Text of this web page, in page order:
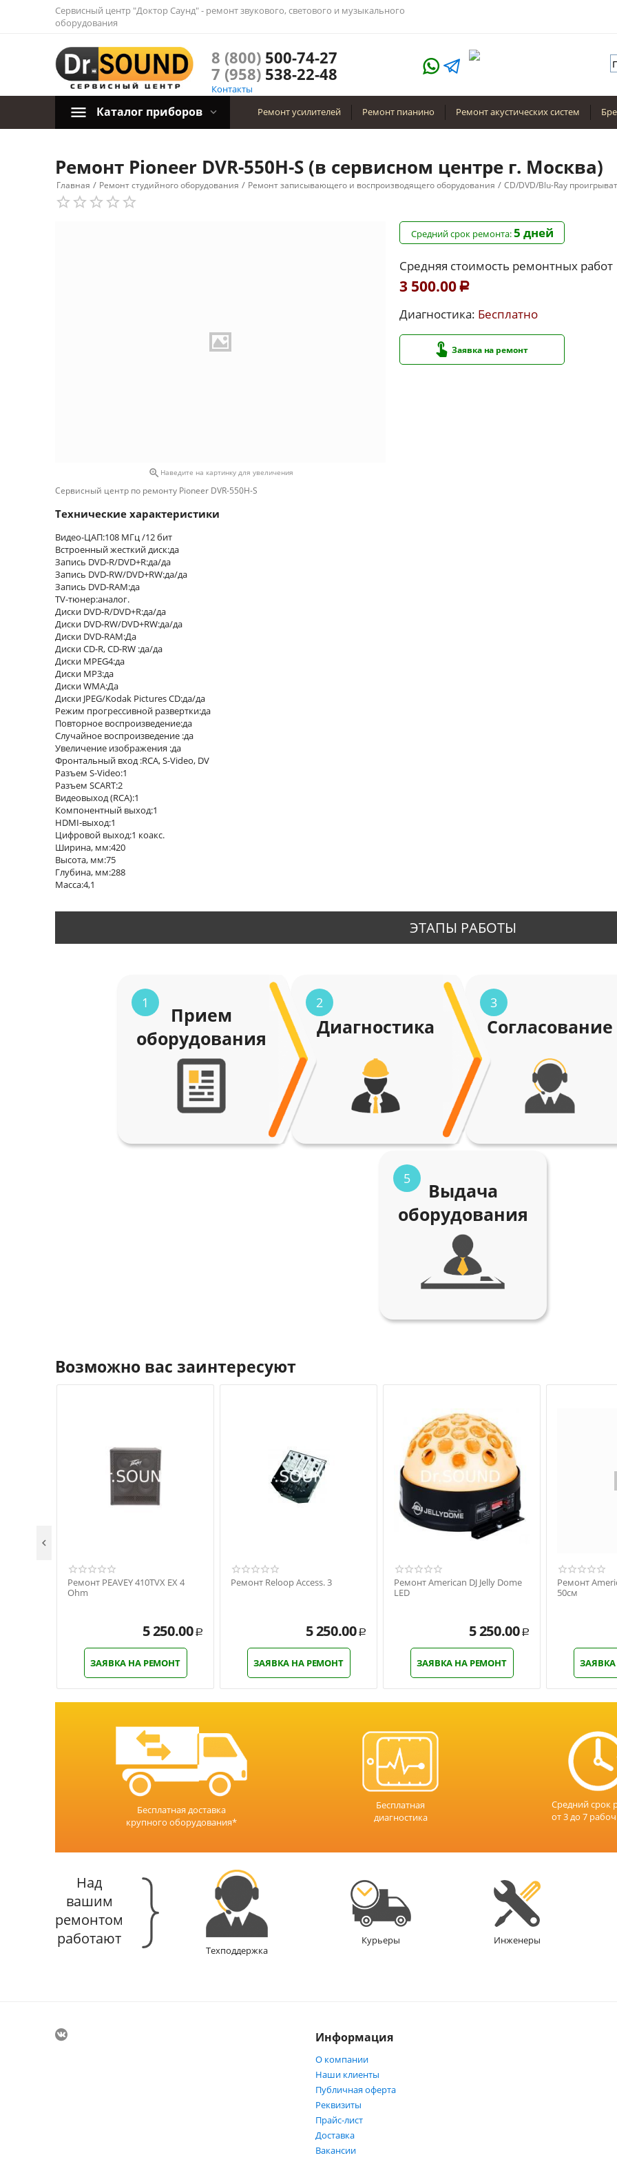
Сервисный центр "Доктор Саунд" - ремонт звукового, светового и музыкального
оборудования
8 (800)500-74-27
7 (958)538-22-48
Контакты
Каталог приборов Ремонт усилителей Ремонт пианино Ремонт акустических систем
Ремонт Pioneer DVR-550H-S (в сервисном центре г. Москва)
Главная / Ремонт студийного оборудования / Ремонт записывающего и воспроизводящего оборудования / CD/DVD/Blu-Ray
 Наведите на картинку для увеличения
Средний срок ремонта:5 дней
Средняя стоимость ремонтных работ
3 500.00 Р
Диагностика: Бесплатно
Заявка на ремонт
Сервисный центр по ремонту Pioneer DVR-550H-S
Технические характеристики
Видео-ЦАП:108 МГц /12 бит
Встроенный жесткий диск:да
Запись DVD-R/DVD+R:да/да
Запись DVD-RW/DVD+RW:да/да
Запись DVD-RAM:да
TV-тюнер:аналог.
Диски DVD-R/DVD+R:да/да
Диски DVD-RW/DVD+RW:да/да
Диски DVD-RAM:Да
Диски CD-R, CD-RW :да/да
Диски MPEG4:да
Диски MP3:да
Диски WMA:Да
Диски JPEG/Kodak Pictures CD:да/да
Режим прогрессивной развертки:да
Повторное воспроизведение:да
Случайное воспроизведение :да
Увеличение изображения :да
Фронтальный вход :RCA, S-Video, DV
Разъем S-Video:1
Разъем SCART:2
Видеовыход (RCA):1
Компонентный выход:1
HDMI-выход:1
Цифровой выход:1 коакс.
Ширина, мм:420
Высота, мм:75
Глубина, мм:288
Масса:4,1
ЭТАПЫ РАБОТЫ
1
Прием
оборудования
2
Диагностика
3
Согласование
5
Выдача
оборудования
Возможно вас заинтересуют
Ремонт PEAVEY 410TVX EX 4
Ohm
5 250.00 Р
ЗАЯВКА НА РЕМОНТ
Ремонт Reloop Access. 3
5 250.00 Р
ЗАЯВКА НА РЕМОНТ
Ремонт American DJ Jelly Dome
LED
5 250.00 Р
ЗАЯВКА НА РЕМОНТ
Ремонт
50см

Бесплатная доставка
крупного оборудования*
Бесплатная
диагностика
Средний срок
от 3 до 7
Над
вашим
ремонтом
работают
Техподдержка
Курьеры Инженеры
Информация
О компании
Наши клиенты
Публичная оферта
Реквизиты
Прайс-лист
Доставка
Вакансии